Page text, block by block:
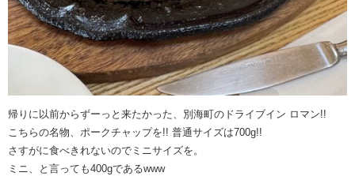
帰りに以前からずーっと来たかった、別海町のドライブイン ロマン!!
こちらの名物、ポークチャップを!! 普通サイズは700g!!
さすがに食べきれないのでミニサイズを。
ミニ、と言っても400gであるwww